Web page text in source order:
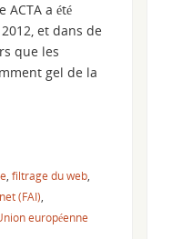
a été
et dans de
que les
gel de la
filtrage du web
(FAI)
européenne